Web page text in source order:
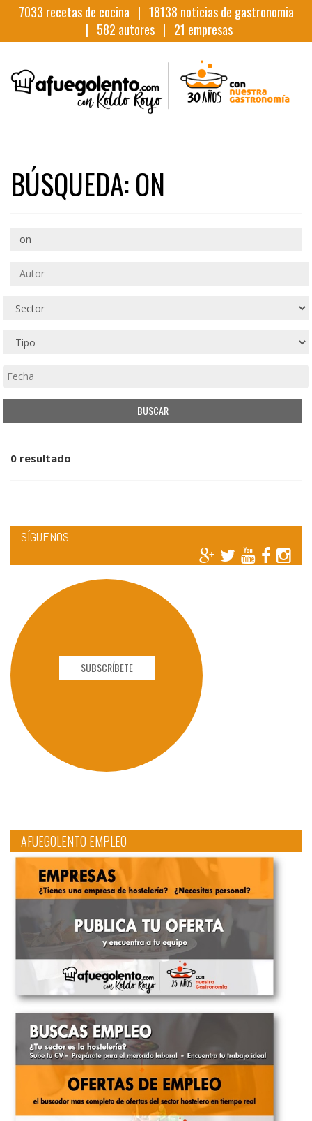
7033 recetas de cocina | 18138 noticias de gastronomia
| 582 autores | 21 empresas
BÚSQUEDA: ON
0 resultado
SÍGUENOS
SUBSCRÍBETE
AFUEGOLENTO EMPLEO